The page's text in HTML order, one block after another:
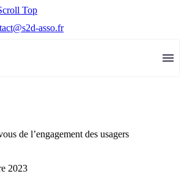
Top
asso.fr
de l’engagement des usagers
2023